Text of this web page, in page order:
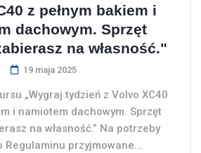
z pełnym bakiem i
dachowym. Sprzęt
na własność."
19 maja 2025
„Wygraj tydzień z Volvo XC40
i namiotem dachowym. Sprzęt
na własność.” Na potrzeby
Regulaminu przyjmowane...